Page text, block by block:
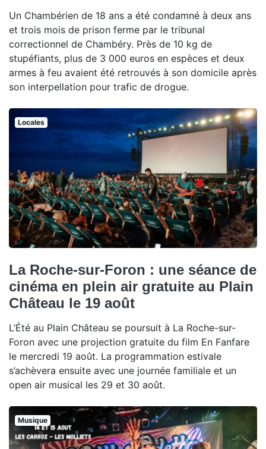
Un Chambérien de 18 ans a été condamné à deux ans
et trois mois de prison ferme par le tribunal
correctionnel de Chambéry. Près de 10 kg de
stupéfiants, plus de 3 000 euros en espèces et deux
armes à feu avaient été retrouvés à son domicile après
son interpellation pour trafic de drogue.
Locales
La Roche-sur-Foron : une séance de
cinéma en plein air gratuite au Plain
Château le 19 août
L’Été au Plain Château se poursuit à La Roche-sur-
Foron avec une projection gratuite du film En Fanfare
le mercredi 19 août. La programmation estivale
s’achèvera ensuite avec une journée familiale et un
open air musical les 29 et 30 août.
Musique